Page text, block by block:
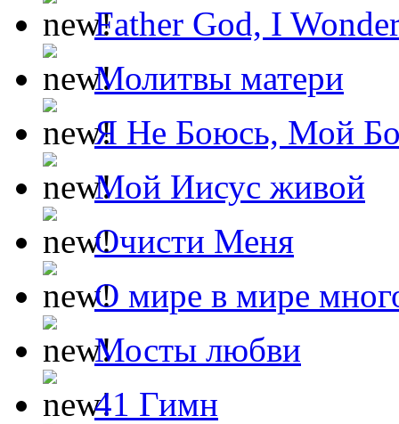
Father God, I
Молитвы матери
Я Не Боюсь, Мой
Мой Иисус живой
Очисти Меня
О мире в мире
Мосты любви
41 Гимн